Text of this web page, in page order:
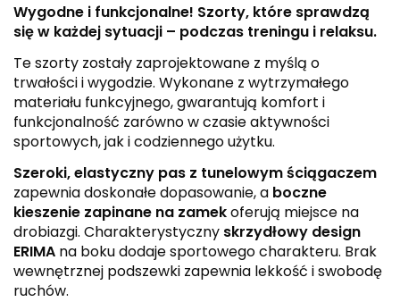
Wygodne i funkcjonalne! Szorty, które sprawdzą
się w każdej sytuacji – podczas treningu i relaksu.
Te szorty zostały zaprojektowane z myślą o
trwałości i wygodzie. Wykonane z wytrzymałego
materiału funkcyjnego, gwarantują komfort i
funkcjonalność zarówno w czasie aktywności
sportowych, jak i codziennego użytku.
Szeroki, elastyczny pas z tunelowym ściągaczem
zapewnia doskonałe dopasowanie, a boczne
kieszenie zapinane na zamekoferują miejsce na
drobiazgi. Charakterystyczny skrzydłowy design
ERIMA na boku dodaje sportowego charakteru. Brak
wewnętrznej podszewki zapewnia lekkość i swobodę
ruchów.